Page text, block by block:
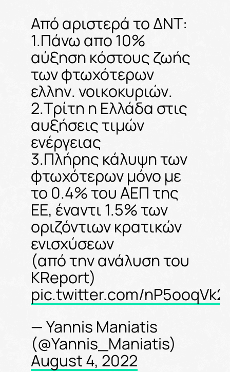
Από αριστερά το ΔΝΤ:
1.Πάνω απο 10%
αύξηση κόστους ζωής
των φτωχότερων
ελλην. νοικοκυριών.
2.Τρίτη η Ελλάδα στις
αυξήσεις τιμών
ενέργειας
3.Πλήρης κάλυψη των
φτωχότερων μόνο με
το 0.4% του ΑΕΠ της
ΕΕ, έναντι 1.5% των
οριζόντιων κρατικών
ενισχύσεων
(από την ανάλυση του
KReport)
pic.twitter.com/
— Yannis Maniatis
(@Yannis_Maniatis)
August 4, 2022